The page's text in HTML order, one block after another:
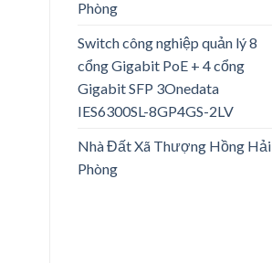
Phòng
Switch công nghiệp quản lý 8
cổng Gigabit PoE + 4 cổng
Gigabit SFP 3Onedata
IES6300SL-8GP4GS-2LV
Nhà Đất Xã Thượng Hồng Hải
Phòng